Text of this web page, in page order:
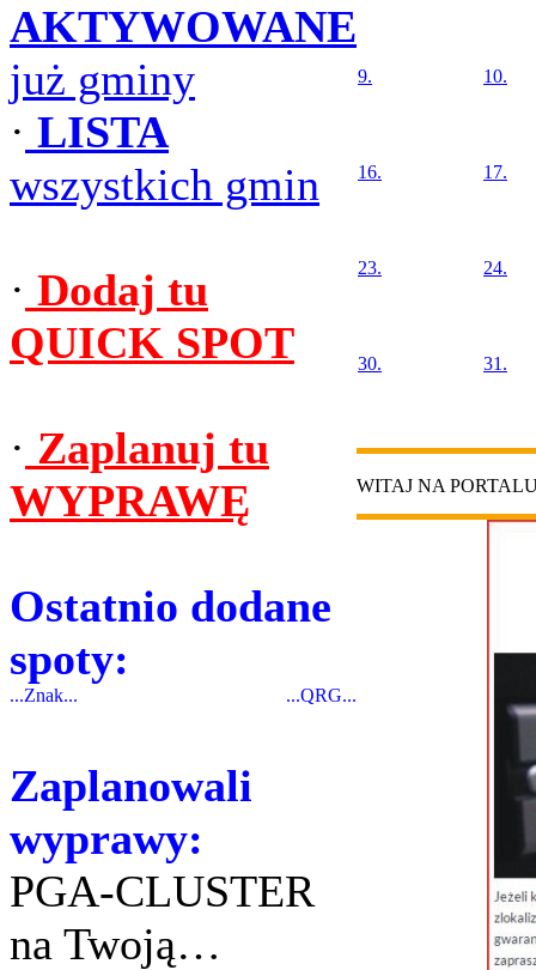
AKTYWOWANE
już gminy
· LISTA
wszystkich gmin
· Dodaj tu
QUICK SPOT
· Zaplanuj tu
WYPRAWĘ
Ostatnio dodane
spoty:
...Znak... ...QRG...
Zaplanowali
wyprawy:
PGA-CLUSTER
na Twoją…
9. 10.
16. 17.
23. 24.
30. 31.
WITAJ NA